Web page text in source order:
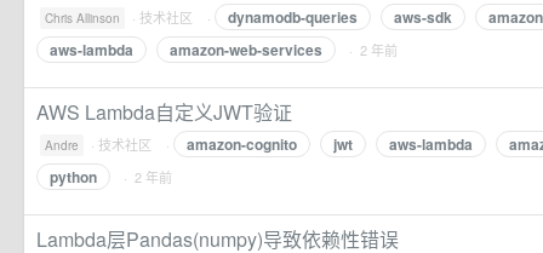
Chris Allinson · 技术社区 · dynamodb-queries aws-sdk
aws-lambda
amazon-web-services · 2 年前
AWS Lambda自定义JWT验证
Andre · 技术社区 · amazon-cognito jwt aws-lambda
python
· 2 年前
Lambda层Pandas(numpy)导致依赖性错误